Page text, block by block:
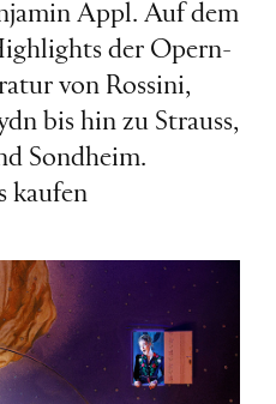
Appl. Auf dem
der Opern-
von Rossini,
bis hin zu Strauss,
Sondheim.
kaufen